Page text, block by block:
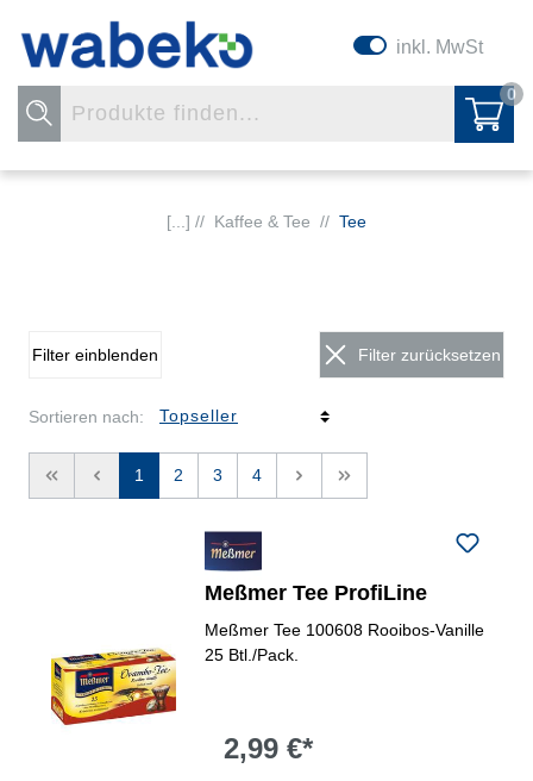
inkl. MwSt
0
[...] // Kaffee & Tee // Tee
Filter einblenden Filter zurücksetzen
Sortieren nach:
<< < 1 2 3 4 > >>
Meßmer Tee ProfiLine
Meßmer Tee 100608 Rooibos-Vanille
25 Btl./Pack.
2,99 €*